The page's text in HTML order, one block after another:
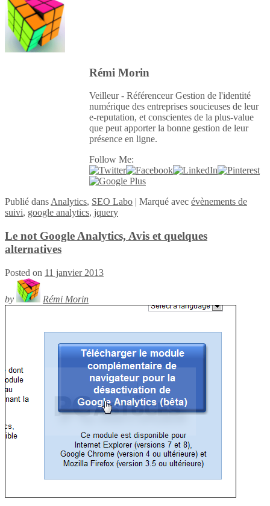
Rémi Morin
Veilleur - Référenceur Gestion de l'identité
numérique des entreprises soucieuses de leur
e-reputation, et conscientes de la plus-value
que peut apporter la bonne gestion de leur
présence en ligne.
Follow Me:
Publié dans Analytics, SEO Labo | Marqué avec évènements de
suivi, google analytics, jquery
Le not Google Analytics, Avis et quelques
alternatives
Posted on 11 janvier 2013
by Rémi Morin